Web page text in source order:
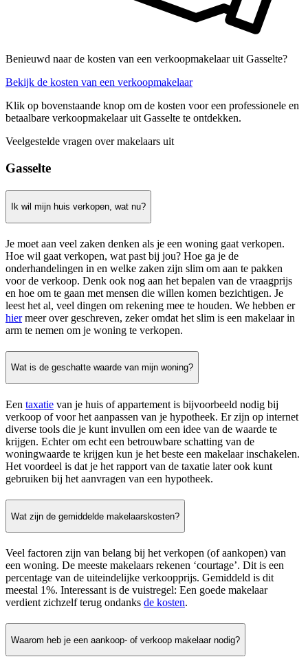
Benieuwd naar de kosten van een verkoopmakelaar uit Gasselte?
Bekijk de kosten van een verkoopmakelaar
Klik op bovenstaande knop om de kosten voor een professionele en
betaalbare verkoopmakelaar uit Gasselte te ontdekken.
Veelgestelde vragen over makelaars uit
Gasselte
Ik wil mijn huis verkopen, wat nu?
Je moet aan veel zaken denken als je een woning gaat verkopen.
Hoe wil gaat verkopen, wat past bij jou? Hoe ga je de
onderhandelingen in en welke zaken zijn slim om aan te pakken
voor de verkoop. Denk ook nog aan het bepalen van de vraagprijs
en hoe om te gaan met mensen die willen komen bezichtigen. Je
leest het al, veel dingen om rekening mee te houden. We hebben er
hiermeer over geschreven, zeker omdat het slim is een makelaar in
arm te nemen om je woning te verkopen.
Wat is de geschatte waarde van mijn woning?
Een taxatie van je huis of appartement is bijvoorbeeld nodig bij
verkoop of voor het aanpassen van je hypotheek. Er zijn op internet
diverse tools die je kunt invullen om een idee van de waarde te
krijgen. Echter om echt een betrouwbare schatting van de
woningwaarde te krijgen kun je het beste een makelaar inschakelen.
Het voordeel is dat je het rapport van de taxatie later ook kunt
gebruiken bij het aanvragen van een hypotheek.
Wat zijn de gemiddelde makelaarskosten?
Veel factoren zijn van belang bij het verkopen (of aankopen) van
een woning. De meeste makelaars rekenen ‘courtage’. Dit is een
percentage van de uiteindelijke verkoopprijs. Gemiddeld is dit
meestal 1%. Interessant is de vuistregel: Een goede makelaar
verdient zichzelf terug ondanks de kosten.
Waarom heb je een aankoop- of verkoop makelaar nodig?